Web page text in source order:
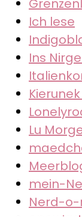
Ich lese
Ins
Lu
mein-
Nerd-o-